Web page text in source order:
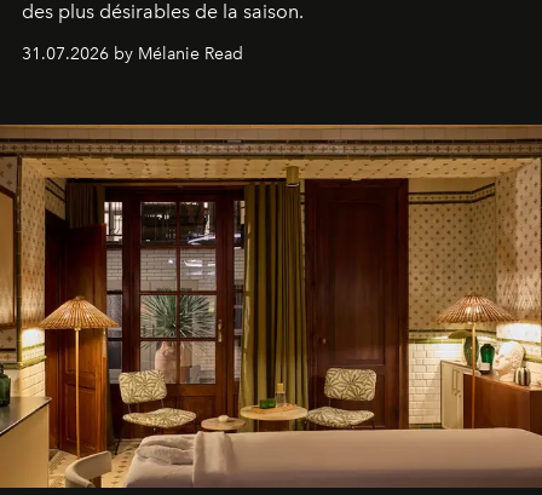
des plus désirables de la saison.
31.07.2026 by Mélanie Read